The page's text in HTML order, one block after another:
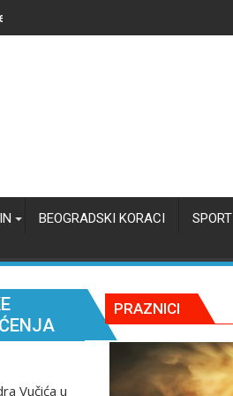
za jeftiniju veštačku inteligenciju
BEOGRADSKI KORACI SPORT
Vučića u
PRAZNICI